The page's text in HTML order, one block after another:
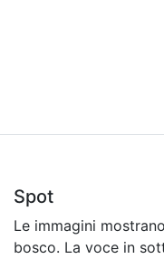
Spot
Le immagini
bosco. La voce in